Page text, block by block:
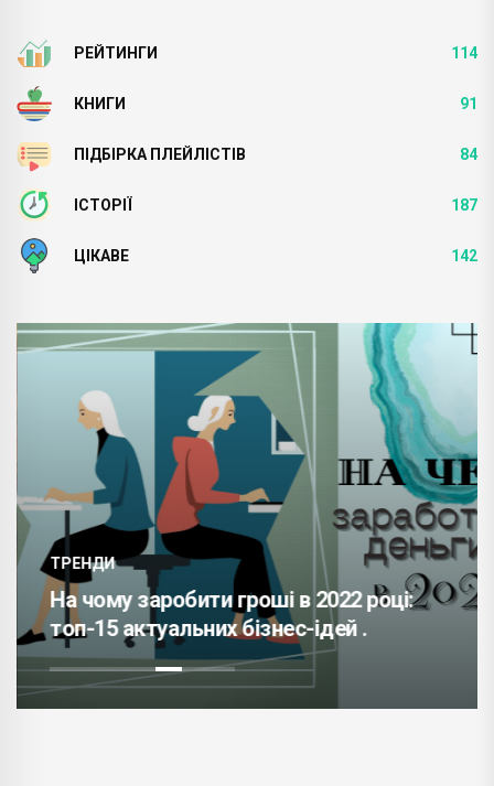
РЕЙТИНГИ 114
КНИГИ 91
ПІДБІРКА ПЛЕЙЛІСТІВ 84
ІСТОРІЇ 187
ЦІКАВЕ 142
ТРЕНДИ
На чому заробити гроші в 2022 році:
топ-15 актуальних бізнес-ідей .